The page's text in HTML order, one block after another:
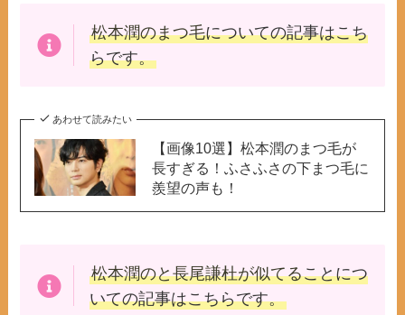
松本潤のまつ毛についての記事はこち
らです。
あわせて読みたい
【画像10選】松本潤のまつ毛が
長すぎる！ふさふさの下まつ毛に
羨望の声も！
松本潤のと長尾謙杜が似てることにつ
いての記事はこちらです。